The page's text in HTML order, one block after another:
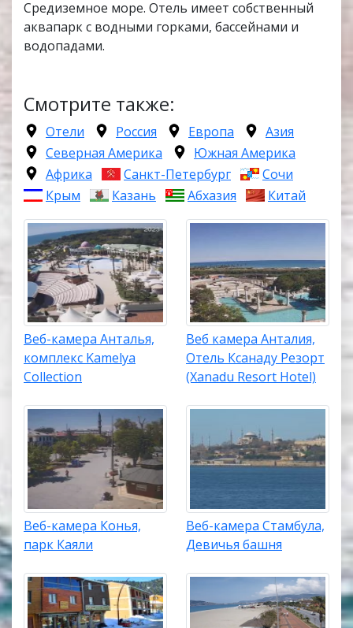
Средиземное море. Отель имеет собственный
аквапарк с водными горками, бассейнами и
водопадами.
Смотрите также:
Отели Россия Европа
Азия
Северная Америка
Южная Америка
Африка
Санкт-Петербург
Сочи
Крым
Казань Абхазия Китай
Веб-камера Анталья,
комплекс Kamelya
Collection
Веб камера Анталия,
Отель Ксанаду Резорт
(Xanadu Resort Hotel)
Веб-камера Конья,
парк Каяли
Веб-камера Стамбула,
Девичья башня